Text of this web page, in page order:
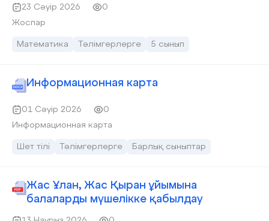
23 Сәуір 2026
0
Жоспар
Математика Тәлімгерлерге 5 сынып
Информационная карта
01 Сәуір 2026
0
Информационная карта
Шет тілі Тәлімгерлерге Барлық сыныптар
Жас Ұлан, Жас Қыран ұйымына
балаларды мүшелікке қабылдау